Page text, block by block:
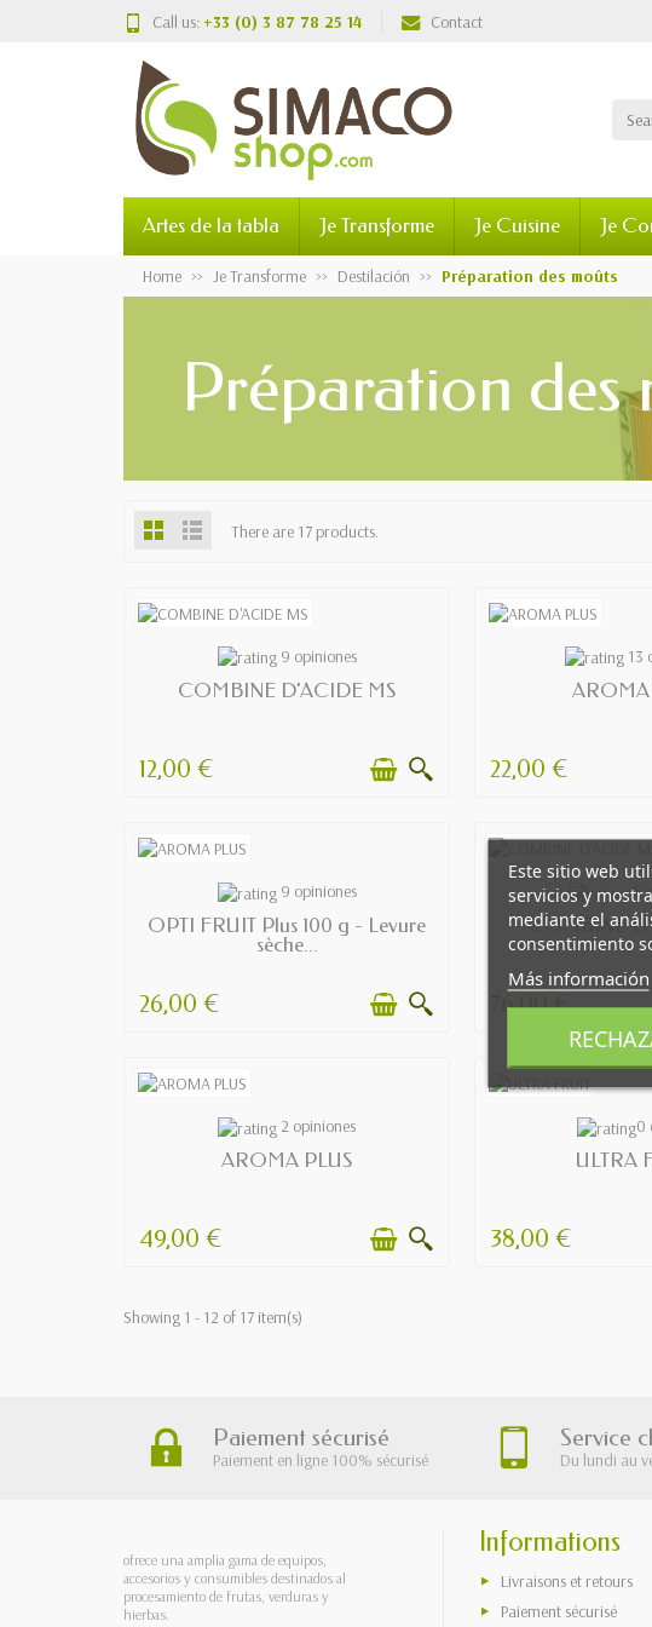
Call us: +33 (0) 3 87 78 25 14 Contact
Artes de la tabla Je Transforme Je Cuisine Je
Home Je Transforme Destilación Préparation des moûts
Préparation des
There are 17 products.
9 opiniones
COMBINE D'ACIDE MS
12,00 €
13
AROMA
22,00 €
AVAILABLE
9 opiniones
OPTI FRUIT Plus 100 g - Levure
sèche...
26,00 €
6
COMBINE
76,00 €
AVAILABLE
2 opiniones
AROMA PLUS
49,00 €
OUT OF0
ULTRA
38,00 €
Showing 1 - 12 of 17 item(s)
Paiement sécurisé
Paiement en ligne 100% sécurisé
Service
Du lundi au
ofrece una amplia gama de equipos,
accesorios y consumibles destinados al
procesamiento de frutas, verduras y
hierbas.
Informations
Livraisons et retours
Paiement sécurisé
Este sitio web
servicios y
mediante el
consentimiento
Más información